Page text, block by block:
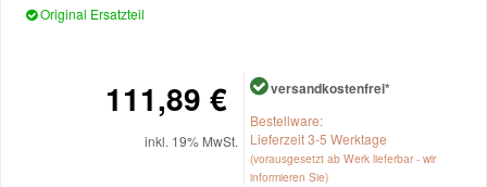
Original Ersatzteil
111,89 €
inkl. 19% MwSt.
versandkostenfrei*
Bestellware:
Lieferzeit 3-5 Werktage
(vorausgesetzt ab Werk lieferbar - wir
informieren Sie)
Jeep Ersatzteile